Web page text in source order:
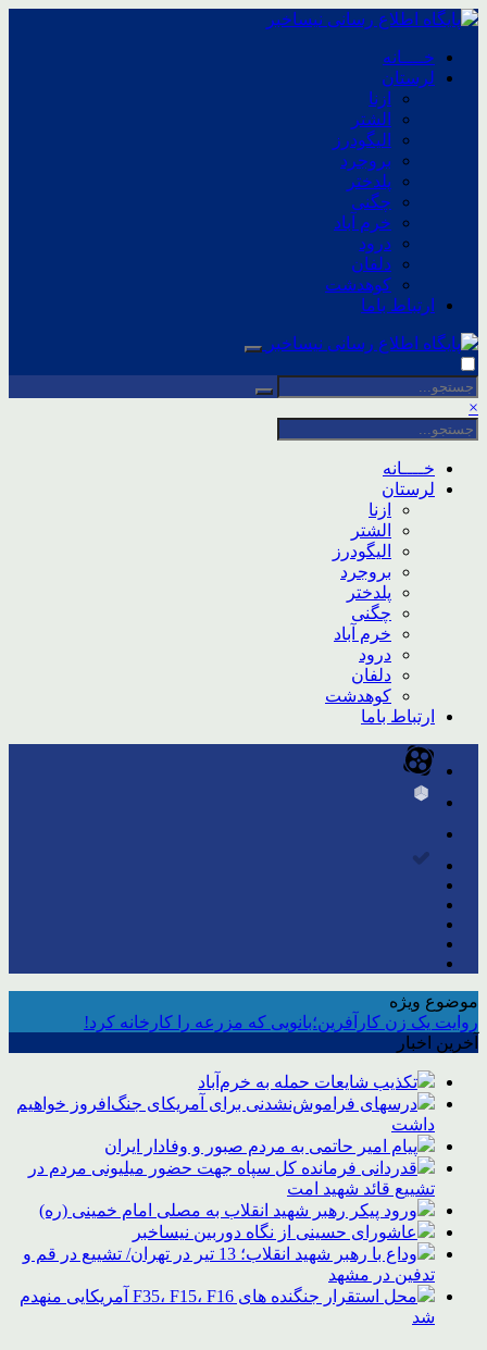
خــــانه
لرستان
ازنا
الشتر
الیگودرز
بروجرد
پلدختر
چگنی
خرم آباد
درود
دلفان
کوهدشت
ارتباط باما
×
خــــانه
لرستان
ازنا
الشتر
الیگودرز
بروجرد
پلدختر
چگنی
خرم آباد
درود
دلفان
کوهدشت
ارتباط باما
موضوع ویژه
روایت یک زن کارآفرین؛بانویی که مزرعه را کارخانه کرد!
آخرین اخبار
تکذیب شایعات حمله به خرم‌آباد
درسهای فراموش‌نشدنی برای آمریکای جنگ‌افروز خواهیم
داشت
پیام امیر حاتمی به مردم صبور و وفادار ایران
قدردانی فرمانده کل سپاه جهت حضور میلیونی مردم در
تشییع قائد شهید امت
ورود پیکر رهبر شهید انقلاب به مصلی امام خمینی (ره)
عاشورای حسینی از نگاه دوربین نیساخبر
وداع با رهبر شهید انقلاب؛ 13 تیر در تهران/ تشییع در قم و
تدفین در مشهد
محل استقرار جنگنده های F35، F15، F16 آمریکایی منهدم
شد